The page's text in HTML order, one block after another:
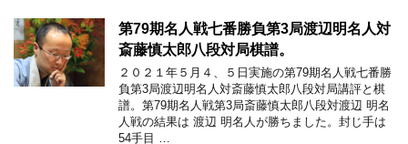
第79期名人戦七番勝負第3局渡辺明名人対
斎藤慎太郎八段対局棋譜。
２０２１年５月４、５日実施の第79期名人戦七番勝
負第3局渡辺明名人対斎藤慎太郎八段対局講評と棋
譜。第79期名人戦第3局斎藤慎太郎八段対渡辺 明名
人戦の結果は 渡辺 明名人が勝ちました。封じ手は
54手目 …